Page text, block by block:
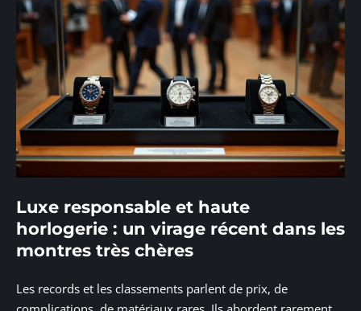
Luxe responsable et haute
horlogerie : un virage récent dans les
montres très chères
Les records et les classements parlent de prix, de